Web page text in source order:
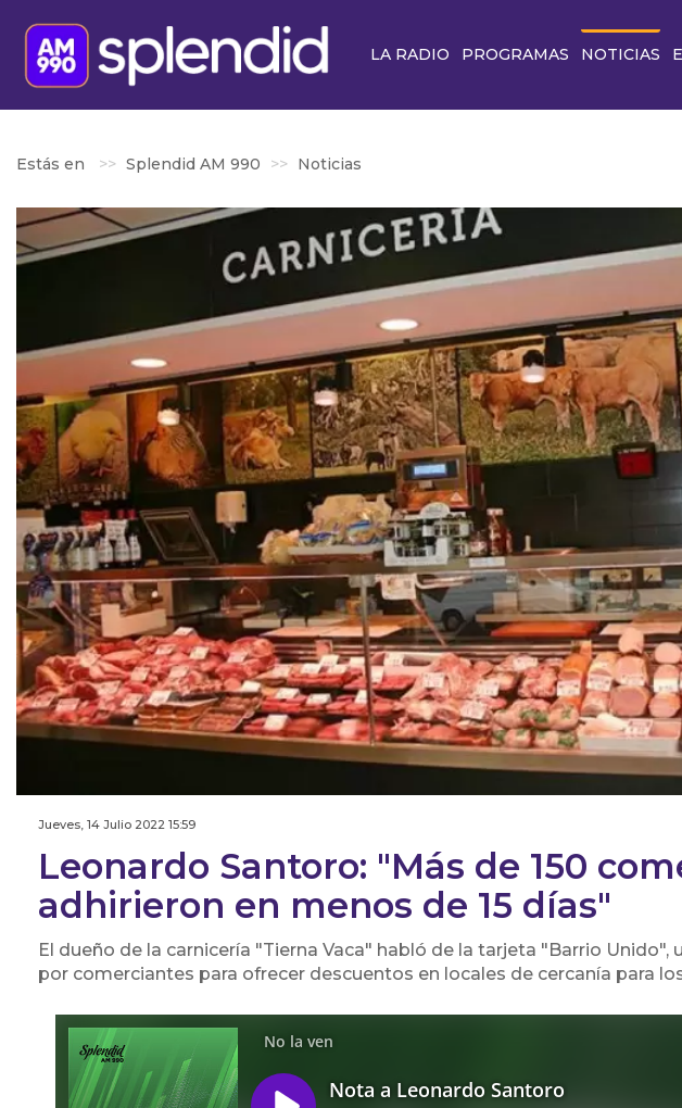
LA RADIO PROGRAMAS NOTICIAS
Estás en Splendid AM 990 Noticias
Jueves, 14 Julio 2022 15:59
Leonardo Santoro: "Más de 150
adhirieron en menos de 15 días"
El dueño de la carnicería "Tierna Vaca" habló de la tarjeta "Barrio
por comerciantes para ofrecer descuentos en locales de cercanía para